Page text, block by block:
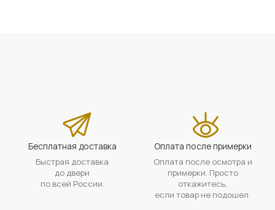
Бесплатная доставка
Быстрая доставка
до двери
по всей России.
Оплата после примерки
Оплата после осмотра и
примерки. Просто
откажитесь,
если товар не подошел.